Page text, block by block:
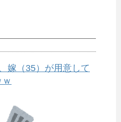
嫁（35）が用意して